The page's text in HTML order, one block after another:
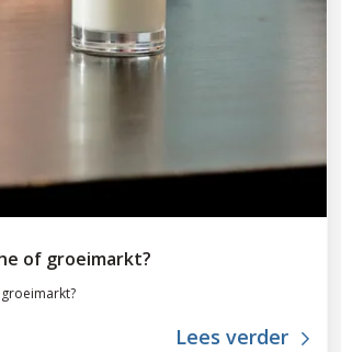
of groeimarkt?
Lees verder